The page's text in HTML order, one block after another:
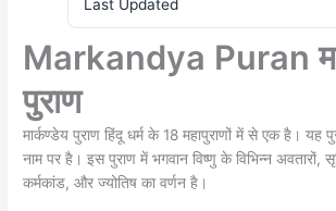
Last Updated
Markandya Puran
पुराण
मार्कण्डेय पुराण हिंदू धर्म के 18 महापुराणों में से एक है। यह
नाम पर है। इस पुराण में भगवान विष्णु के विभिन्न अवतारों,
कर्मकांड, और ज्योतिष का वर्णन है।